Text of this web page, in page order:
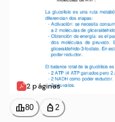
2 páginas
leaderboard80 personal_bag 2